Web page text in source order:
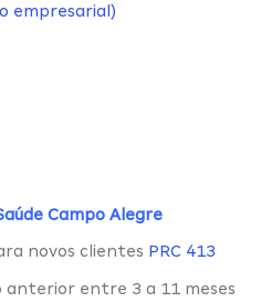
empresarial)
Campo Alegre
novos clientes PRC 413
anterior entre 3 a 11 meses